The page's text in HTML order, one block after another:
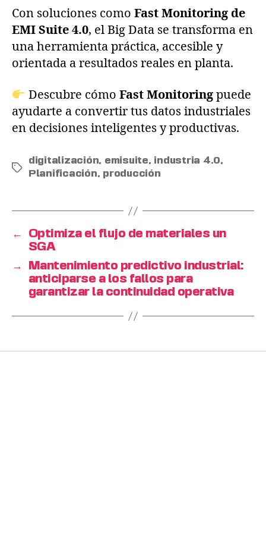
Con soluciones como Fast Monitoring de
EMI Suite 4.0, el Big Data se transforma en
una herramienta práctica, accesible y
orientada a resultados reales en planta.
Descubre cómo Fast Monitoringpuede
ayudarte a convertir tus datos industriales
en decisiones inteligentes y productivas.
digitalización, emisuite, industria 4.0,
Planificación, producción
←
Optimiza el flujo de materiales un
SGA
→
Mantenimiento predictivo industrial:
anticiparse a los fallos para
garantizar la continuidad operativa